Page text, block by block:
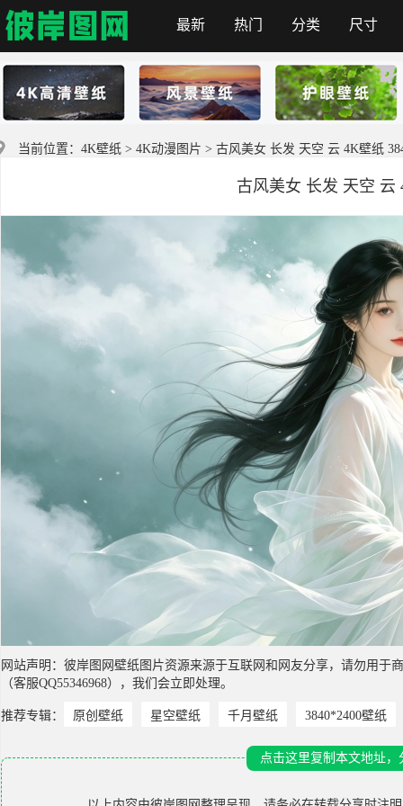
彼岸图网
最新 热门 分类 尺寸
当前位置： 4K壁纸 > 4K动漫图片 > 古风美女 长发 天空 云 4K壁纸
古风美女 长发 天空 云
网站声明：彼岸图网壁纸图片资源来源于互联网和网友分享，请勿用
（客服QQ55346968），我们会立即处理。
推荐专辑： 原创壁纸 星空壁纸 千月壁纸 3840*2400壁纸
点击这里复制本文地址